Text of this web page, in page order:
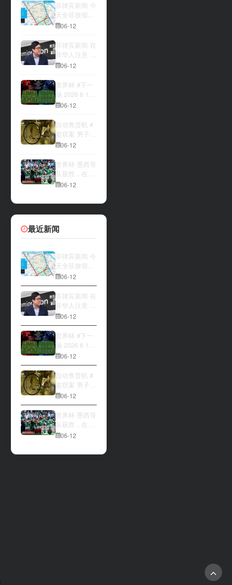
菲律宾新闻 今
天全菲放假‼️
马尼拉多地封
06-12
菲律宾新闻 在
菲华人注意 近
期出现假冒移
上门敲诈案
件，已有多人
举报中招
06-12
世界杯 #下一
场 2026 6 12
15:00整 加拿
量 究竟胜利的
天平会倾向哪
一方，是加拿
大借助主场优
势笑到最后，
还是波黑上演
逆袭好戏？让
我们拭目以
06-12
自动售货机 #
盗窃案 男子深
夜撬开自动售
索硬币被一扫
而空
06-12
世界杯 墨西哥
队获胜，在首
场比赛中击败
06-12
最近新闻
菲律宾新闻 今
天全菲放假‼️
马尼拉多地封
路
06-12
菲律宾新闻 在
菲华人注意 近
期出现假冒移
民局执法人员
上门敲诈案
件，已有多人
举报中招
06-12
世界杯 #下一
场 2026 6 12
15:00整 加拿
大与波黑的较
量 究竟胜利的
天平会倾向哪
一方，是加拿
大借助主场优
势笑到最后，
还是波黑上演
逆袭好戏？让
我们拭目以
06-12
自动售货机 #
盗窃案 男子深
夜撬开自动售
货机，2000比
索硬币被一扫
而空
06-12
世界杯 墨西哥
队获胜，在首
场比赛中击败
06-12